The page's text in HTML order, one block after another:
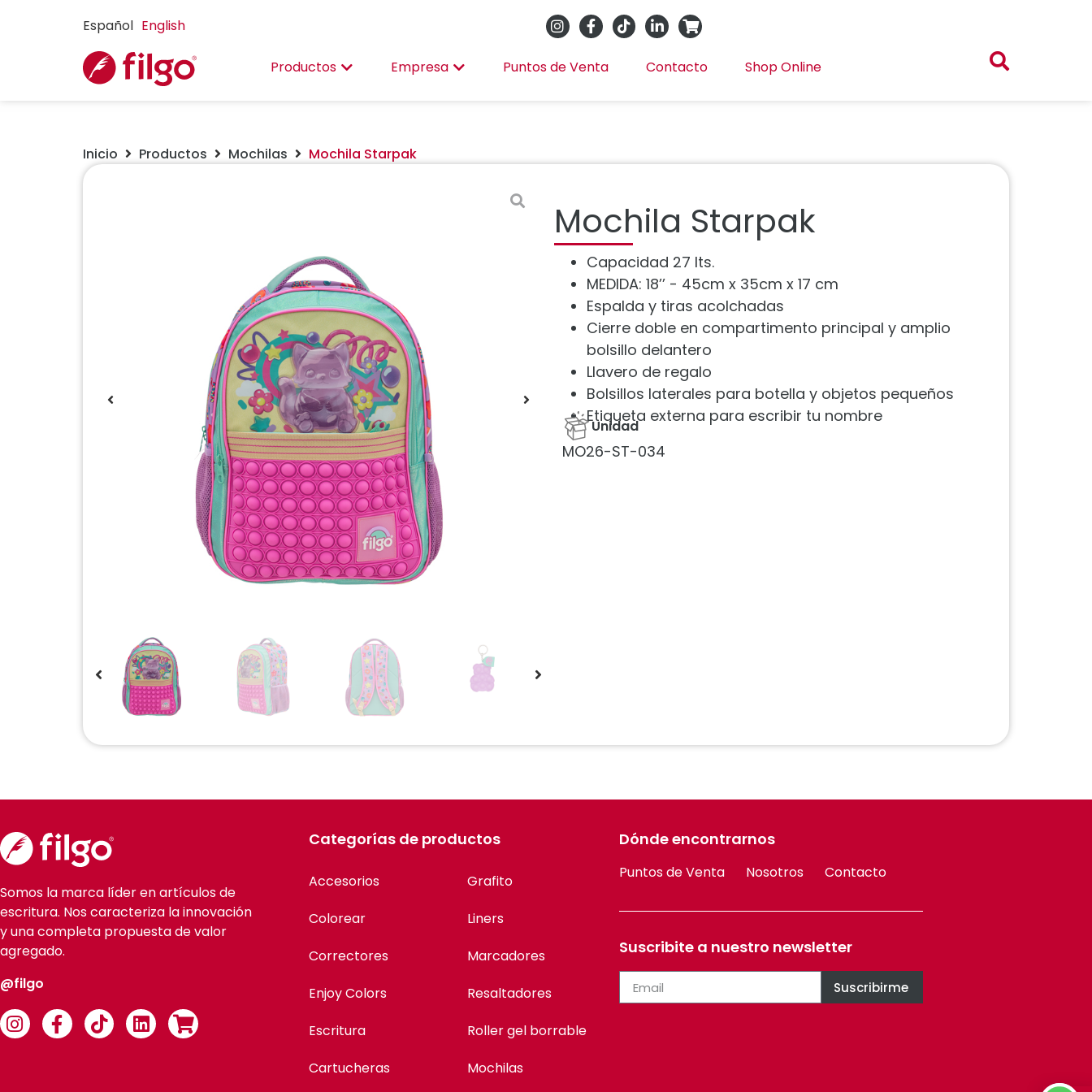
Español English
Productos Empresa Puntos de Venta Contacto Shop Online
Inicio Productos Mochilas Mochila Starpak
Mochila Starpak
Capacidad 27 lts.
MEDIDA: 18’’ - 45cm x 35cm x 17 cm
Espalda y tiras acolchadas
Cierre doble en compartimento principal y amplio
bolsillo delantero
Llavero de regalo
Bolsillos laterales para botella y objetos pequeños
Etiqueta externa para escribir tu nombre
Unidad
MO26-ST-034
Somos la marca líder en artículos de
escritura. Nos caracteriza la innovación
y una completa propuesta de valor
agregado.
@filgo
Categorías de productos
Accesorios
Colorear
Correctores
Enjoy Colors
Escritura
Cartucheras
Grafito
Liners
Marcadores
Resaltadores
Roller gel borrable
Mochilas
Dónde encontrarnos
Puntos de Venta Nosotros Contacto
Suscribite a nuestro newsletter
Suscribirme